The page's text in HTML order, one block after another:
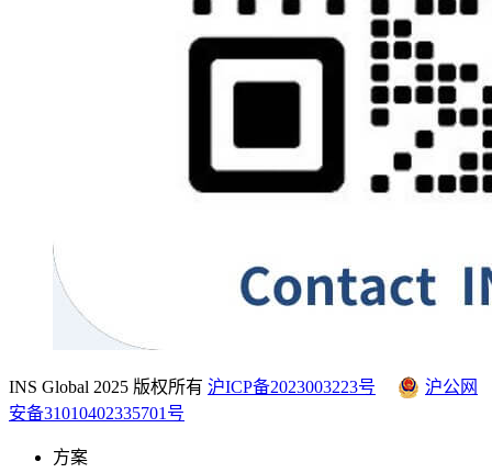
INS Global 2025 版权所有 沪ICP备2023003223号
沪公网
安备31010402335701号
方案